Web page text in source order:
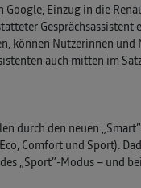
Einzug in die
Gesprächsassistent
können Nutzerinnen und
auch mitten im
durch den neuen
Comfort und Sport).
„Sport”-Modus – und